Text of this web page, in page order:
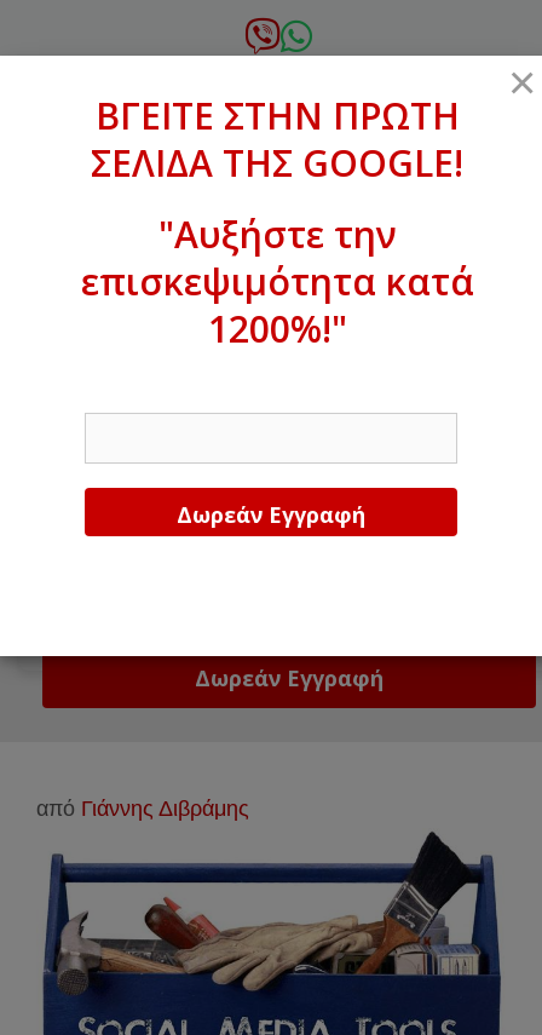
σε
xanthogenous@gmail.com
ΒΓΕΙΤΕ ΣΤΗΝ ΠΡΩΤΗ ΣΕΛΙΔΑ ΤΗΣ
GOOGLE!
από Γιάννης Διβράμης
×
ΒΓΕΙΤΕ ΣΤΗΝ ΠΡΩΤΗ
ΣΕΛΙΔΑ ΤΗΣ GOOGLE!
"Αυξήστε την
επισκεψιμότητα κατά
1200%!"